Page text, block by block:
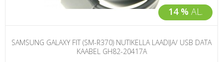
14 % AL.
SAMSUNG GALAXY FIT (SM-R370) NUTIKELLA LAADIJA/ USB DATA
KAABEL GH82-20417A